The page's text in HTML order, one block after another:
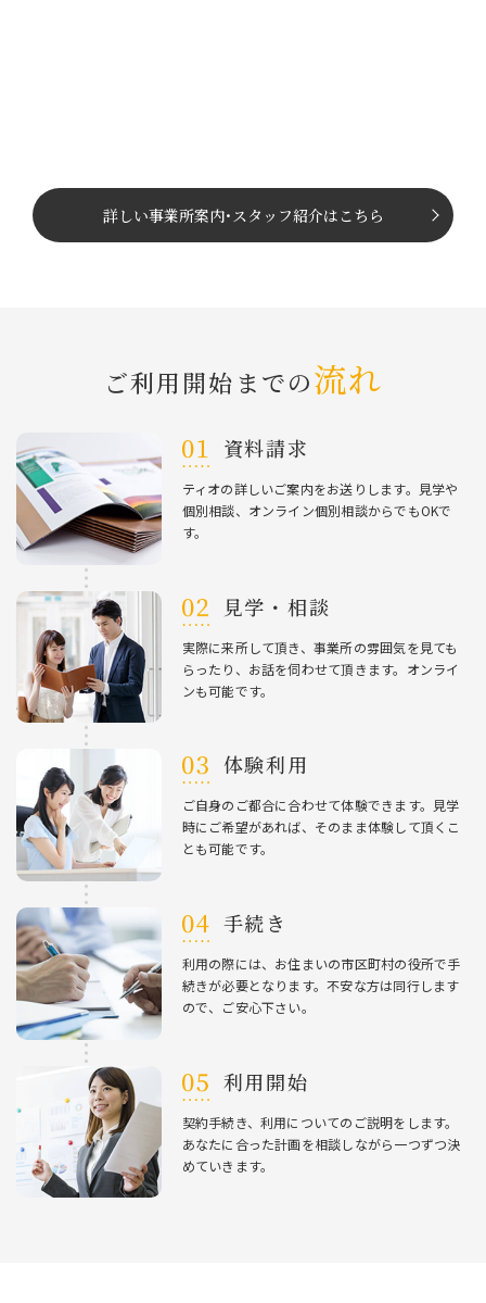
詳しい事業所案内･ スタッフ紹介はこちら
ご利⽤開始までの流れ
資料請求
ティオの詳しいご案内をお送りします。⾒学や
個別相談、オンライン個別相談からでもOKで
す。
⾒学・相談
実際に来所して頂き、事業所の雰囲気を⾒ても
らったり、お話を伺わせて頂きます。オンライ
ンも可能です。
体験利⽤
ご⾃⾝のご都合に合わせて体験できます。⾒学
時にご希望があれば、そのまま体験して頂くこ
とも可能です。
⼿続き
利⽤の際には、お住まいの市区町村の役所で⼿
続きが必要となります。不安な⽅は同⾏します
ので、ご安⼼下さい。
利⽤開始
契約⼿続き、利⽤についてのご説明をします。
あなたに合った計画を相談しながら⼀つずつ決
めていきます。